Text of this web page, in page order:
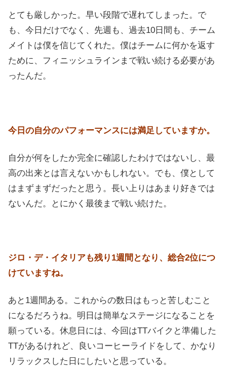
とても厳しかった。早い段階で遅れてしまった。で
も、今日だけでなく、先週も、過去10日間も、チーム
メイトは僕を信じてくれた。僕はチームに何かを返す
ために、フィニッシュラインまで戦い続ける必要があ
ったんだ。
今日の自分のパフォーマンスには満足していますか。
自分が何をしたか完全に確認したわけではないし、最
高の出来とは言えないかもしれない。でも、僕として
はまずまずだったと思う。長い上りはあまり好きでは
ないんだ。とにかく最後まで戦い続けた。
ジロ・デ・イタリアも残り1週間となり、総合2位につ
けていますね。
あと1週間ある。これからの数日はもっと苦しむこと
になるだろうね。明日は簡単なステージになることを
願っている。休息日には、今回はTTバイクと準備した
TTがあるけれど、良いコーヒーライドをして、かなり
リラックスした日にしたいと思っている。